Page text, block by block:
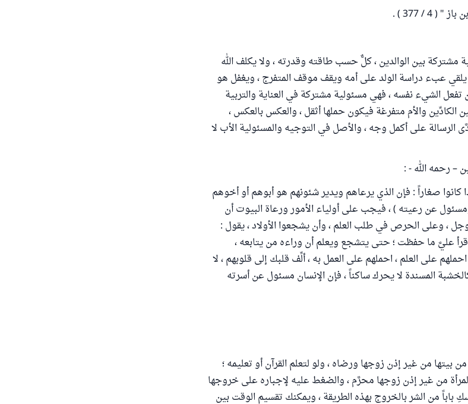
4 / 377 ) .
مشتركة بين الوالدين ، كلٌّ حسب طاقته وقدرته ، ولا يكلف الله
يلقي عبء دراسة الولد على أمه ويقف موقف المتفرج ، ويغفل هو
تفعل الشيء نفسه ، فهي مسئولية مشتركة في العناية والتربية
الكادِّين والأم متفرغة فيكون حملها أثقل ، والعكس بالعكس ،
الرسالة على أكمل وجه ، والأصل في التوجيه والمسئولية الأب لا
– رحمه الله - :
كانوا صغاراً : فإن الذي يرعاهم ويدير شئونهم هو أبوهم أو أخوهم
عن رعيته ) ، فيجب على أولياء الأمور ورعاة البيوت أن
، وعلى الحرص في طلب العلم ، وأن يشجعوا الأولاد ، يقول :
عليَّ ما حفظت ؛ حتى يتشجع ويعلم أن وراءه من يتابعه ،
على العلم ، احملهم على العمل به ، ألِّف قلبك إلى قلوبهم ، لا
المسندة لا يحرك ساكناً ، فإن الإنسان مسئول عن أسرته
بيتها من غير إذن زوجها ورضاه ، ولو لتعلم القرآن أو تعليمه ؛
من غير إذن زوجها محرَّم ، والضغط عليه لإجباره على خروجها
باباً من الشر بالخروج بهذه الطريقة ، ويمكنك تقسيم الوقت بين